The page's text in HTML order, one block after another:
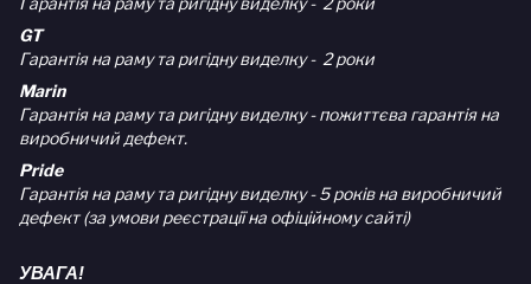
GT
Гарантія на раму та ригідну виделку - 2 роки
Marin
Гарантія на раму та ригідну виделку - пожиттєва гарантія на
виробничий дефект.
Pride
Гарантія на раму та ригідну виделку - 5 років на виробничий
дефект (за умови реєстрації на офіційному сайті)
УВАГА!